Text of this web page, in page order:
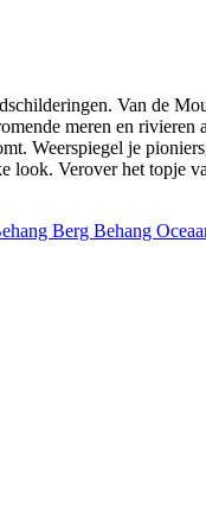
Van de
meren en
Weerspiegel je
look. Verover het topje
Berg Behang